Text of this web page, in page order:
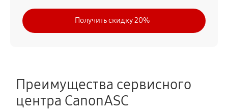
Замена Wi-Fi МФУ Canon imageRUNNER 2525i
2070 руб 60 минут
Замена печатной головки
1730 руб 60 минут
Получить скидку 20%
Преимущества сервисного
центра CanonASC